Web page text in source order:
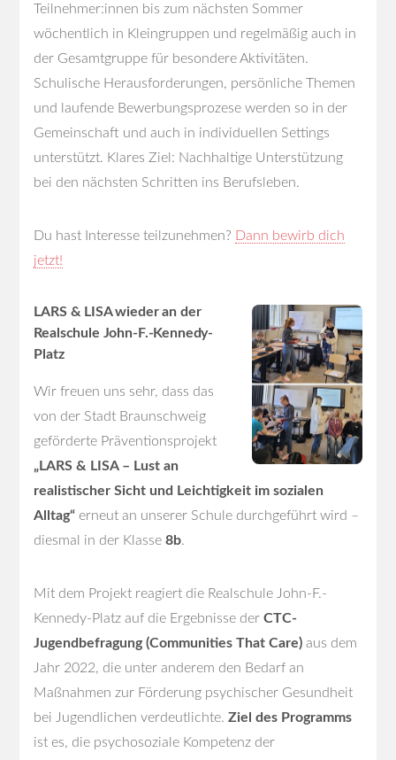
Teilnehmer:innen bis zum nächsten Sommer
wöchentlich in Kleingruppen und regelmäßig auch in
der Gesamtgruppe für besondere Aktivitäten.
Schulische Herausforderungen, persönliche Themen
und laufende Bewerbungsprozese werden so in der
Gemeinschaft und auch in individuellen Settings
unterstützt. Klares Ziel: Nachhaltige Unterstützung
bei den nächsten Schritten ins Berufsleben.
Du hast Interesse teilzunehmen? Dann bewirb dich
jetzt!
LARS & LISA wieder an der
Realschule John-F.-Kennedy-
Platz
Wir freuen uns sehr, dass das
von der Stadt Braunschweig
geförderte Präventionsprojekt
„LARS & LISA – Lust an
realistischer Sicht und Leichtigkeit im sozialen
Alltag“ erneut an unserer Schule durchgeführt wird –
diesmal in der Klasse8b.
Mit dem Projekt reagiert die Realschule John-F.-
Kennedy-Platz auf die Ergebnisse derCTC-
Jugendbefragung (Communities That Care) aus dem
Jahr 2022, die unter anderem den Bedarf an
Maßnahmen zur Förderung psychischer Gesundheit
bei Jugendlichen verdeutlichte.Ziel des Programms
ist es, die psychosoziale Kompetenz der